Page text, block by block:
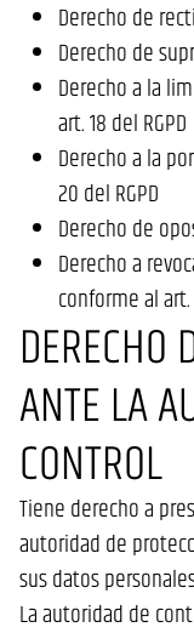
Derecho de
Derecho de
Derecho a la
art. 18 del RGPD
Derecho a la
20 del RGPD
Derecho de
Derecho a
conforme al art.
DERECHO
ANTE LA
CONTROL
Tiene derecho a
autoridad de
sus datos
La autoridad de